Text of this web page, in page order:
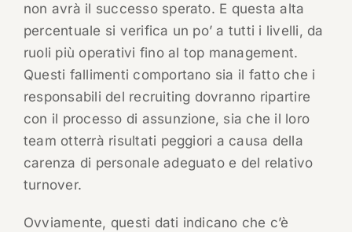
non avrà il successo sperato. E questa alta
percentuale si verifica un po’ a tutti i livelli, da
ruoli più operativi fino al top management.
Questi fallimenti comportano sia il fatto che i
responsabili del recruiting dovranno ripartire
con il processo di assunzione, sia che il loro
team otterrà risultati peggiori a causa della
carenza di personale adeguato e del relativo
turnover.
Ovviamente, questi dati indicano che c’è